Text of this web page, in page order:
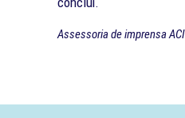
Assessoria de imprensa